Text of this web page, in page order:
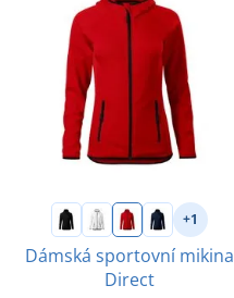
+1
Dámská sportovní mikina
Direct